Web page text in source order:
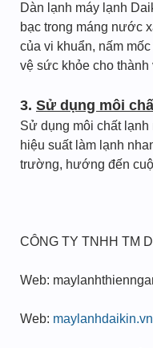
Dàn lạnh máy lạnh
bạc trong máng nước
của vi khuẩn, nấm
vệ sức khỏe cho
3. Sử dụng môi
Sử dụng môi chất
hiệu suất làm lạnh
trường, hướng đến
CÔNG TY TNHH TM
Web:
Web: maylanhdaikin.vn